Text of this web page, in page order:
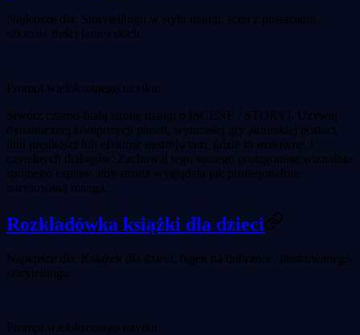
Najlepsze dla: Storytellingu w stylu mangi, scen z postaciami,
szkiców treści fanowskich
Prompt wielokrotnego użytku:
Stwórz czarno-białą stronę mangi o [SCENE / STORY]. Używaj
dynamicznej kompozycji paneli, wyrazistej gry aktorskiej postaci,
linii prędkości lub efektów nastroju tam, gdzie to stosowne, i
czytelnych dialogów. Zachowaj tego samego protagonistę wizualnie
spójnego i spraw, aby strona wyglądała jak profesjonalnie
narysowana manga.
Rozkładówka książki dla dzieci
Najlepsze dla: Książek dla dzieci, bajek na dobranoc, ilustrowanego
storytellingu
Prompt wielokrotnego użytku: